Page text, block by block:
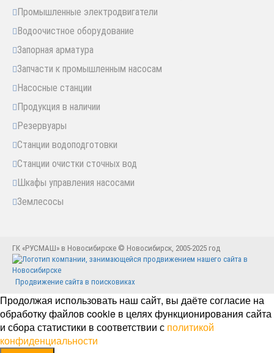
Промышленные электродвигатели
Водоочистное оборудование
Запорная арматура
Запчасти к промышленным насосам
Насосные станции
Продукция в наличии
Резервуары
Станции водоподготовки
Станции очистки сточных вод
Шкафы управления насосами
Землесосы
ГК «РУСМАШ» в Новосибирске © Новосибирск, 2005-2025 год
Продвижение сайта в поисковиках
Продолжая использовать наш сайт, вы даёте согласие на
обработку файлов cookie в целях функционирования сайта
и сбора статистики в соответствии с политикой
конфиденциальности